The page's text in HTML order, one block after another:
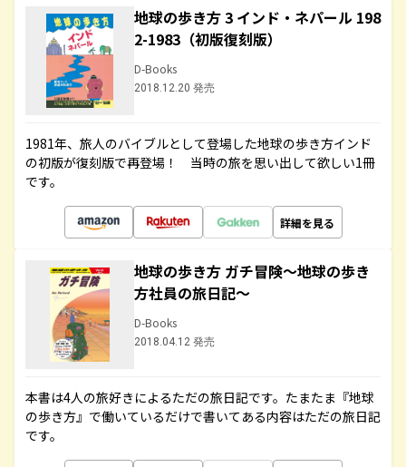
地球の歩き方 3 インド・ネパール 198
2-1983（初版復刻版）
D-Books
2018.12.20 発売
1981年、旅人のバイブルとして登場した地球の歩き方インド
の初版が復刻版で再登場！ 当時の旅を思い出して欲しい1冊
です。
詳細を見る
地球の歩き方 ガチ冒険～地球の歩き
方社員の旅日記～
D-Books
2018.04.12 発売
本書は4人の旅好きによるただの旅日記です。たまたま『地球
の歩き方』で働いているだけで書いてある内容はただの旅日記
です。